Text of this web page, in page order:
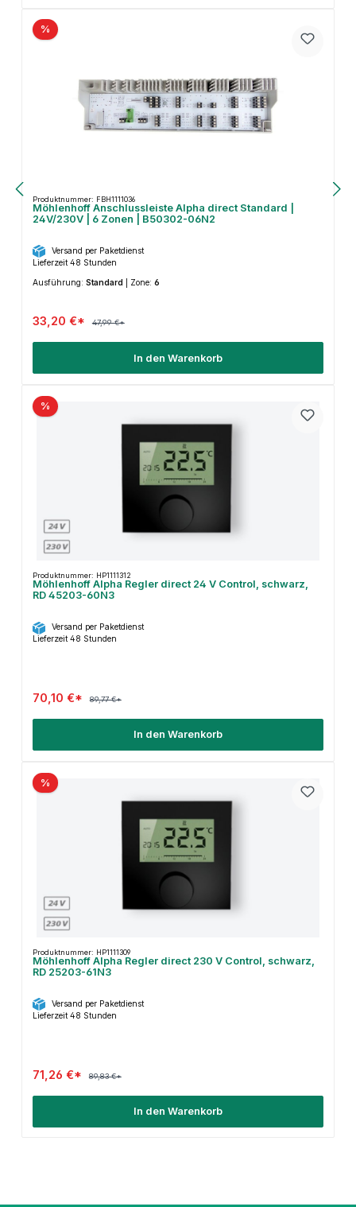
%
Produktnummer: FBH1111036
Möhlenhoff Anschlussleiste Alpha direct Standard |
24V/230V | 6 Zonen | B50302-06N2
Versand per Paketdienst
Lieferzeit 48 Stunden
Ausführung: Standard Zone: 6
33,20 €* 47,99 €*
In den Warenkorb
%
Produktnummer: HP1111312
Möhlenhoff Alpha Regler direct 24 V Control, schwarz,
RD 45203-60N3
Versand per Paketdienst
Lieferzeit 48 Stunden
70,10 €* 89,77 €*
In den Warenkorb
%
Produktnummer: HP1111309
Möhlenhoff Alpha Regler direct 230 V Control, schwarz,
RD 25203-61N3
Versand per Paketdienst
Lieferzeit 48 Stunden
71,26 €* 89,83 €*
In den Warenkorb